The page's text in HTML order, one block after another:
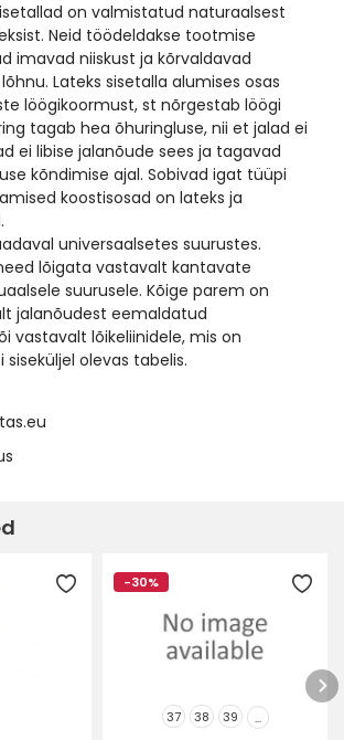
on valmistatud naturaalsest
Neid töödeldakse tootmise
imavad niiskust ja kõrvaldavad
Lateks sisetalla alumises osas
löögikoormust, st nõrgestab löögi
tagab hea õhuringluse, nii et jalad ei
ei libise jalanõude sees ja tagavad
kõndimise ajal. Sobivad igat tüüpi
koostisosad on lateks ja
universaalsetes suurustes.
lõigata vastavalt kantavate
suurusele. Kõige parem on
jalanõudest eemaldatud
vastavalt lõikeliinidele, mis on
olevas tabelis.
-30%
37 38 39 ...